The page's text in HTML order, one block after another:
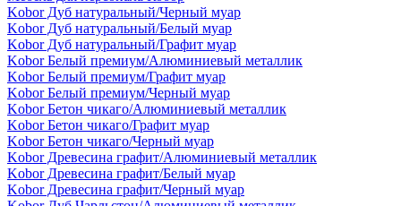
Kobor Дуб натуральный/Черный муар
Kobor Дуб натуральный/Белый муар
Kobor Дуб натуральный/Графит муар
Kobor Белый премиум/Алюминиевый металлик
Kobor Белый премиум/Графит муар
Kobor Белый премиум/Черный муар
Kobor Бетон чикаго/Алюминиевый металлик
Kobor Бетон чикаго/Графит муар
Kobor Бетон чикаго/Черный муар
Kobor Древесина графит/Алюминиевый металлик
Kobor Древесина графит/Белый муар
Kobor Древесина графит/Черный муар